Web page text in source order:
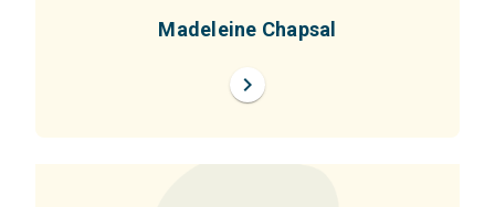
Madeleine Chapsal
chevron_right